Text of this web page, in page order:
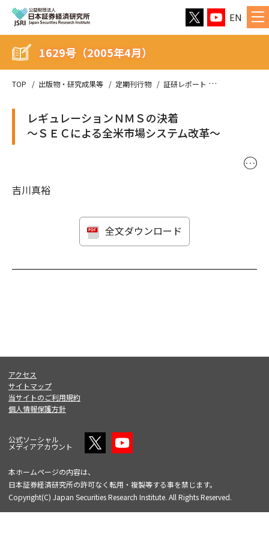
EN
TOP 出版物・研究成果等 定期刊行物 証研レポート
1629号（2005年4月）
レギュレーションＮＭＳの決着
〜ＳＥＣによる全米市場システム改革〜
･･･
吉川真裕
全文ダウンロード
アクセス
サイトマップ
当サイトのご利用規約
個人情報保護方針
公式ソーシャル
メディアアカウント
本ホームページの内容は、
日本証券経済研究所の許可なく転用・複製等する事を禁じます。
Copyright(C) Japan Securities Research Institute. All Rights Reserved.